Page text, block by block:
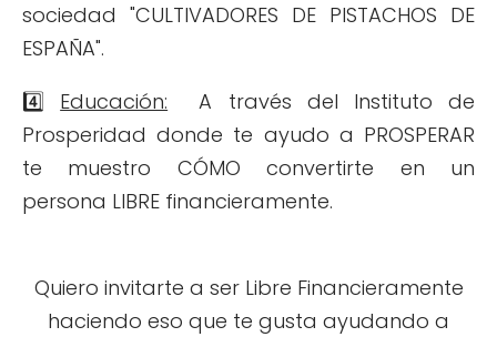
sociedad "CULTIVADORES DE PISTACHOS DE
ESPAÑA".
4️⃣ Educación: A través del Instituto de
Prosperidad donde te ayudo a PROSPERAR
te muestro CÓMO convertirte en un
persona LIBRE financieramente.
Quiero invitarte a ser Libre Financieramente
haciendo eso que te gusta ayudando a